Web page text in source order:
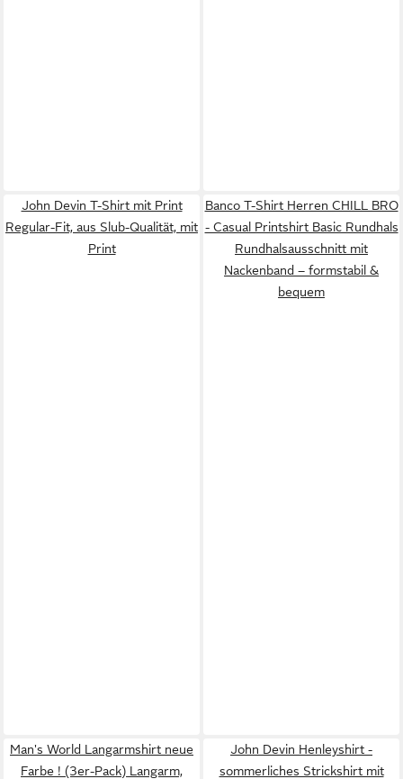
John Devin T-Shirt mit Print
Regular-Fit, aus Slub-Qualität, mit
Print
Banco T-Shirt Herren CHILL BRO
- Casual Printshirt Basic Rundhals
Rundhalsausschnitt mit
Nackenband – formstabil &
bequem
Man's World Langarmshirt neue
Farbe ! (3er-Pack) Langarm,
John Devin Henleyshirt -
sommerliches Strickshirt mit